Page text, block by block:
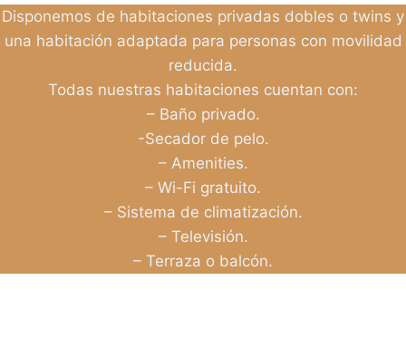
Disponemos de habitaciones privadas dobles o twins y
una habitación adaptada para personas con movilidad
reducida.
Todas nuestras habitaciones cuentan con:
– Baño privado.
-Secador de pelo.
– Amenities.
– Wi-Fi gratuito.
– Sistema de climatización.
– Televisión.
– Terraza o balcón.